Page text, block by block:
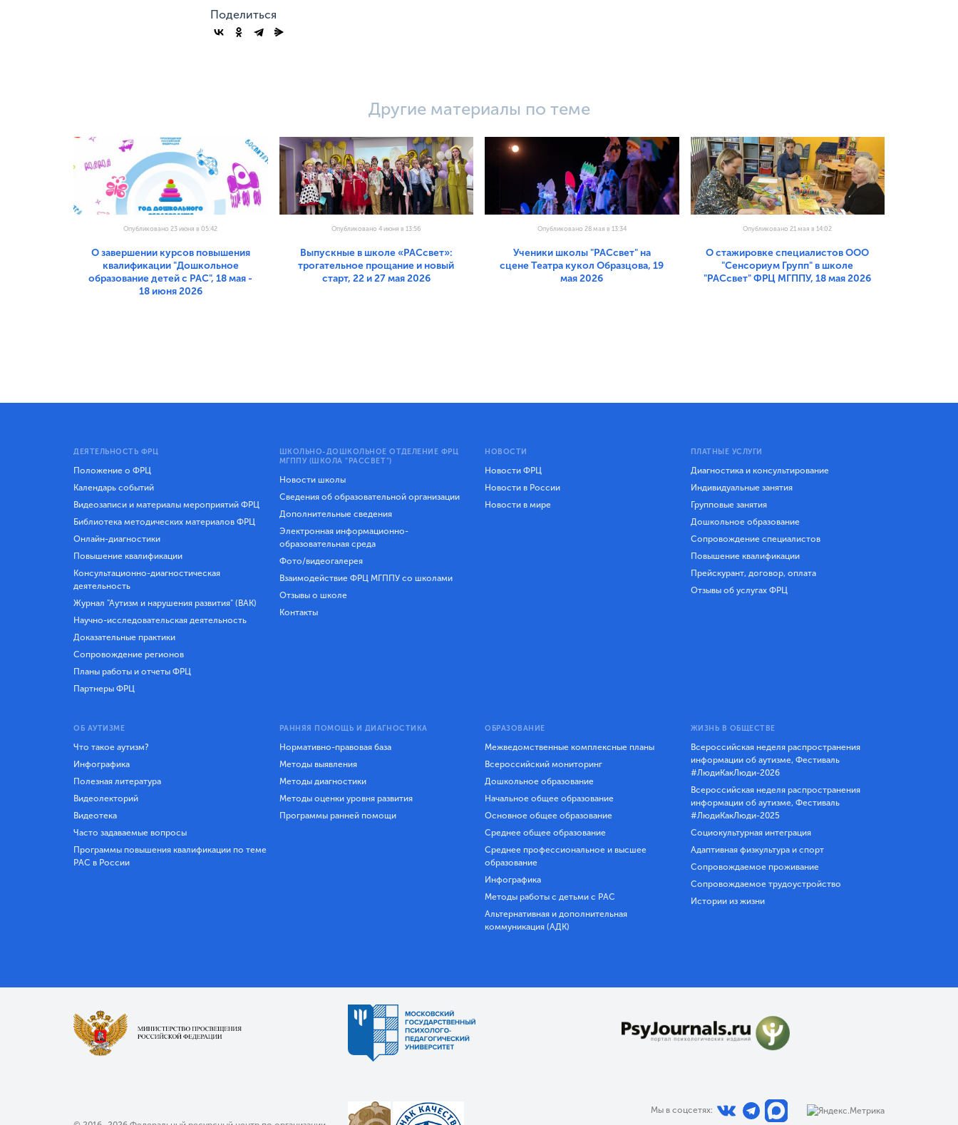
Поделиться
Другие материалы по теме
Опубликовано 23 июня в 05:42
О завершении курсов повышения
квалификации "Дошкольное
образование детей с РАС", 18 мая -
18 июня 2026
Опубликовано 4 июня в 13:56
Выпускные в школе «РАСсвет»:
трогательное прощание и новый
старт, 22 и 27 мая 2026
Опубликовано 28 мая в 13:34
Ученики школы "РАСсвет" на
сцене Театра кукол Образцова, 19
мая 2026
Опубликовано 21 мая в 14:02
О стажировке специалистов ООО
"Сенсориум Групп" в школе
"РАСсвет" ФРЦ МГППУ, 18 мая 2026
ДЕЯТЕЛЬНОСТЬ ФРЦ
Положение о ФРЦ
Календарь событий
Видеозаписи и материалы мероприятий ФРЦ
Библиотека методических материалов ФРЦ
Онлайн-диагностики
Повышение квалификации
Консультационно-диагностическая
деятельность
Журнал "Аутизм и нарушения развития" (ВАК)
Научно-исследовательская деятельность
Доказательные практики
Сопровождение регионов
Планы работы и отчеты ФРЦ
Партнеры ФРЦ
ШКОЛЬНО-ДОШКОЛЬНОЕ ОТДЕЛЕНИЕ ФРЦ
МГППУ (ШКОЛА "РАССВЕТ")
Новости школы
Сведения об образовательной организации
Дополнительные сведения
Электронная информационно-
образовательная среда
Фото/видеогалерея
Взаимодействие ФРЦ МГППУ со школами
Отзывы о школе
Контакты
НОВОСТИ
Новости ФРЦ
Новости в России
Новости в мире
ПЛАТНЫЕ УСЛУГИ
Диагностика и консультирование
Индивидуальные занятия
Групповые занятия
Дошкольное образование
Сопровождение специалистов
Повышение квалификации
Прейскурант, договор, оплата
Отзывы об услугах ФРЦ
ОБ АУТИЗМЕ
Что такое аутизм?
Инфографика
Полезная литература
Видеолекторий
Видеотека
Часто задаваемые вопросы
Программы повышения квалификации по теме
РАС в России
РАННЯЯ ПОМОЩЬ И ДИАГНОСТИКА
Нормативно-правовая база
Методы выявления
Методы диагностики
Методы оценки уровня развития
Программы ранней помощи
ОБРАЗОВАНИЕ
Межведомственные комплексные планы
Всероссийский мониторинг
Дошкольное образование
Начальное общее образование
Основное общее образование
Среднее общее образование
Среднее профессиональное и высшее
образование
Инфографика
Методы работы с детьми с РАС
Альтернативная и дополнительная
коммуникация (АДК)
ЖИЗНЬ В ОБЩЕСТВЕ
Всероссийская неделя распространения
информации об аутизме, Фестиваль
#ЛюдиКакЛюди-2026
Всероссийская неделя распространения
информации об аутизме, Фестиваль
#ЛюдиКакЛюди-2025
Социокультурная интеграция
Адаптивная физкультура и спорт
Сопровождаемое проживание
Сопровождаемое трудоустройство
Истории из жизни
Мы в соцсетях: